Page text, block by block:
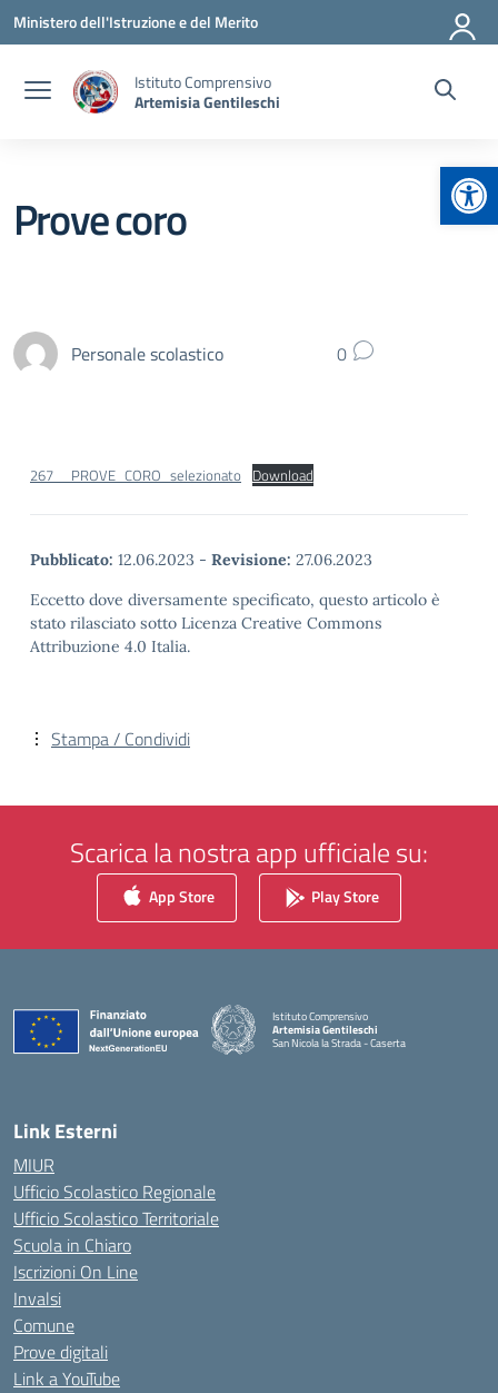
Vai ai contenuti
Vai al menu di navigazione
Vai al footer
Ministero dell'Istruzione e del Merito
Istituto Comprensivo
Artemisia Gentileschi
Prove coro
Personale scolastico 0
267__PROVE_CORO_selezionato Download
Pubblicato: 12.06.2023 - Revisione: 27.06.2023
Eccetto dove diversamente specificato, questo articolo è
stato rilasciato sotto Licenza Creative Commons
Attribuzione 4.0 Italia.
Stampa / Condividi
Scarica la nostra app ufficiale su:
App Store Play Store
Istituto Comprensivo
Artemisia Gentileschi
San Nicola la Strada - Caserta
Link Esterni
MIUR
Ufficio Scolastico Regionale
Ufficio Scolastico Territoriale
Scuola in Chiaro
Iscrizioni On Line
Invalsi
Comune
Prove digitali
Link a YouTube